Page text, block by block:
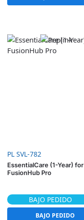
PL SVL-782
EssentialCare (1-Year) for
FusionHub Pro
BAJO PEDIDO
BAJO PEDIDO